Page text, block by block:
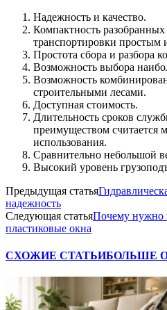
Надежность и качество.
Компактность разобранных
транспортировки простым
Простота сбора и разбора
Возможность выбора
Возможность
строительными лесами.
Доступная стоимость.
Длительность сроков
преимуществом считается
использования.
Сравнительно небольшой
Высокий уровень
Предыдущая статья
надежность
Следующая статьяПочему нужно
пластиковые окна
СХОЖИЕ СТАТЬИБОЛЬШЕ